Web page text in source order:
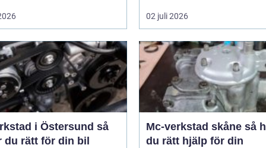
02 juli 2026
i Östersund så
du rätt för din bil
Mc-verkstad skåne så hittar
du rätt hjälp för din